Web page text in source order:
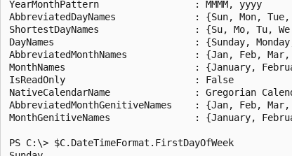
YearMonthPattern                 : MMMM, yyyy
AbbreviatedDayNames              : {Sun, Mon, Tue,
ShortestDayNames                 : {Su, Mo, Tu,
DayNames                         : {Sunday, Monday,
AbbreviatedMonthNames            : {Jan, Feb,
MonthNames                       : {January,
IsReadOnly                       : False
NativeCalendarName               : Gregorian
AbbreviatedMonthGenitiveNames    : {Jan, Feb,
MonthGenitiveNames               : {January,
PS C:\> $C.DateTimeFormat.FirstDayOfWeek